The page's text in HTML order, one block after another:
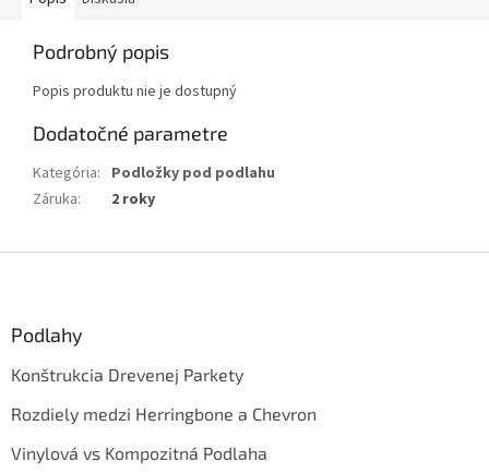
Podrobný popis
Popis produktu nie je dostupný
Dodatočné parametre
Kategória: Podložky pod podlahu
Záruka: 2 roky
Podlahy
Konštrukcia Drevenej Parkety
Rozdiely medzi Herringbone a Chevron
Vinylová vs Kompozitná Podlaha